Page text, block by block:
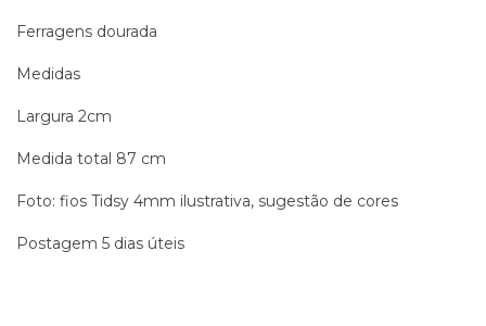
Ferragens dourada
Medidas
Largura 2cm
Medida total 87 cm
Foto: fios Tidsy 4mm ilustrativa, sugestão de cores
Postagem 5 dias úteis